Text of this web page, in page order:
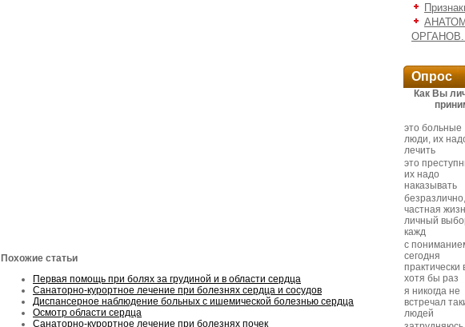
Похожие статьи
Первая помощь при болях за грудиной и в области сердца
Санаторно-курортное лечение при болезнях сердца и сосудов
Диспансерное наблюдение больных с ишемической болезнью сердца
Осмотр области сердца
Санаторно-курортное лечение при болезнях почек
Опрос
Как Вы
это больные
люди, их
лечить
это
их надо
наказывать
частная
личный
кажд
с
сегодня
практически
хотя бы раз
я никогда не
встречал
людей